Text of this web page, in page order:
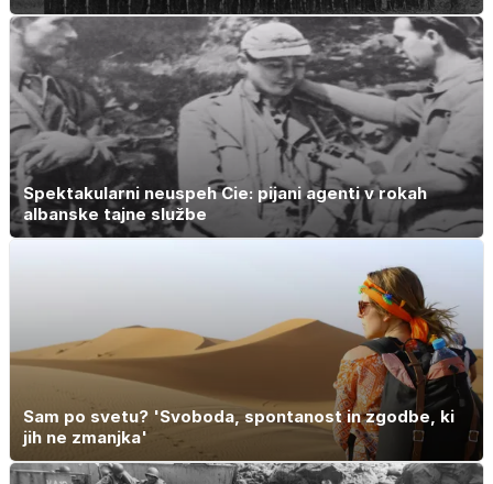
Spektakularni neuspeh Cie: pijani agenti v rokah
albanske tajne službe
Sam po svetu? 'Svoboda, spontanost in zgodbe, ki
jih ne zmanjka'